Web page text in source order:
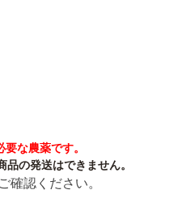
な農薬です。
の発送はできません。
確認ください。